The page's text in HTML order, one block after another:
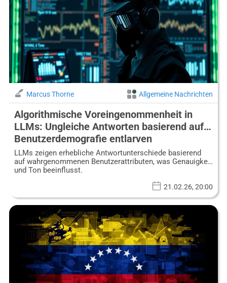
Marcus Thorne Allgemeine Nachrichten
Algorithmische Voreingenommenheit in
LLMs: Ungleiche Antworten basierend auf
Benutzerdemografie entlarven
LLMs zeigen erhebliche Antwortunterschiede basierend
auf wahrgenommenen Benutzerattributen, was Genauigkeit
und Ton beeinflusst.
21.02.26, 20:00